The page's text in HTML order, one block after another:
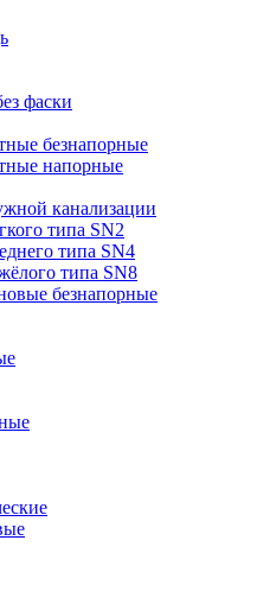
фаски
безнапорные
напорные
канализации
типа SN2
типа SN4
типа SN8
безнапорные